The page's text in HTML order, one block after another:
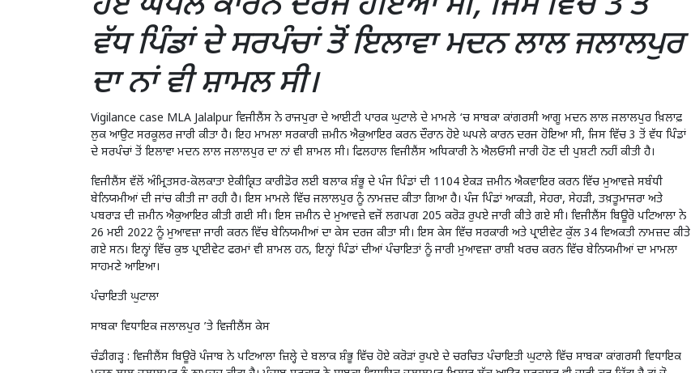
ਵੱਧ ਪਿੰਡਾਂ ਦੇ ਸਰਪੰਚਾਂ ਤੋਂ ਇਲਾਵਾ ਮਦਨ ਲਾਲ ਜਲਾਲਪੁਰ
ਦਾ ਨਾਂ ਵੀ ਸ਼ਾਮਲ ਸੀ।
Vigilance case MLA Jalalpur ਵਿਜੀਲੈਂਸ ਨੇ ਰਾਜਪੁਰਾ ਦੇ ਆਈਟੀ ਪਾਰਕ ਘੁਟਾਲੇ ਦੇ ਮਾਮਲੇ ‘ਚ ਸਾਬਕਾ ਕਾਂਗਰਸੀ ਆਗੂ ਮਦਨ ਲਾਲ ਜਲਾਲਪੁਰ ਖ਼ਿਲਾਫ਼
ਲੁਕ ਆਉਟ ਸਰਕੂਲਰ ਜਾਰੀ ਕੀਤਾ ਹੈ। ਇਹ ਮਾਮਲਾ ਸਰਕਾਰੀ ਜ਼ਮੀਨ ਐਕੁਆਇਰ ਕਰਨ ਦੌਰਾਨ ਹੋਏ ਘਪਲੇ ਕਾਰਨ ਦਰਜ ਹੋਇਆ ਸੀ, ਜਿਸ ਵਿੱਚ 3 ਤੋਂ ਵੱਧ ਪਿੰਡਾਂ
ਦੇ ਸਰਪੰਚਾਂ ਤੋਂ ਇਲਾਵਾ ਮਦਨ ਲਾਲ ਜਲਾਲਪੁਰ ਦਾ ਨਾਂ ਵੀ ਸ਼ਾਮਲ ਸੀ। ਫਿਲਹਾਲ ਵਿਜੀਲੈਂਸ ਅਧਿਕਾਰੀ ਨੇ ਐਲਓਸੀ ਜਾਰੀ ਹੋਣ ਦੀ ਪੁਸ਼ਟੀ ਨਹੀਂ ਕੀਤੀ ਹੈ।
ਵਿਜੀਲੈਂਸ ਵੱਲੋਂ ਅੰਮ੍ਰਿਤਸਰ-ਕੋਲਕਾਤਾ ਏਕੀਕ੍ਰਿਤ ਕਾਰੀਡੋਰ ਲਈ ਬਲਾਕ ਸ਼ੰਭੂ ਦੇ ਪੰਜ ਪਿੰਡਾਂ ਦੀ 1104 ਏਕੜ ਜ਼ਮੀਨ ਐਕਵਾਇਰ ਕਰਨ ਵਿੱਚ ਮੁਆਵਜ਼ੇ ਸਬੰਧੀ
ਬੇਨਿਯਮੀਆਂ ਦੀ ਜਾਂਚ ਕੀਤੀ ਜਾ ਰਹੀ ਹੈ। ਇਸ ਮਾਮਲੇ ਵਿੱਚ ਜਲਾਲਪੁਰ ਨੂੰ ਨਾਮਜ਼ਦ ਕੀਤਾ ਗਿਆ ਹੈ। ਪੰਜ ਪਿੰਡਾਂ ਆਕੜੀ, ਸੇਹਰਾ, ਸੇਹੜੀ, ਤਖ਼ਤੂਮਾਜਰਾ ਅਤੇ
ਪਬਰਾੜ ਦੀ ਜ਼ਮੀਨ ਐਕੁਆਇਰ ਕੀਤੀ ਗਈ ਸੀ। ਇਸ ਜ਼ਮੀਨ ਦੇ ਮੁਆਵਜ਼ੇ ਵਜੋਂ ਲਗਪਗ 205 ਕਰੋੜ ਰੁਪਏ ਜਾਰੀ ਕੀਤੇ ਗਏ ਸੀ। ਵਿਜੀਲੈਂਸ ਬਿਊਰੋ ਪਟਿਆਲਾ ਨੇ
26 ਮਈ 2022 ਨੂੰ ਮੁਆਵਜ਼ਾ ਜਾਰੀ ਕਰਨ ਵਿੱਚ ਬੇਨਿਯਮੀਆਂ ਦਾ ਕੇਸ ਦਰਜ ਕੀਤਾ ਸੀ। ਇਸ ਕੇਸ ਵਿੱਚ ਸਰਕਾਰੀ ਅਤੇ ਪ੍ਰਾਈਵੇਟ ਕੁੱਲ 34 ਵਿਅਕਤੀ ਨਾਮਜ਼ਦ ਕੀਤੇ
ਗਏ ਸਨ। ਇਨ੍ਹਾਂ ਵਿੱਚ ਕੁਝ ਪ੍ਰਾਈਵੇਟ ਫਰਮਾਂ ਵੀ ਸ਼ਾਮਲ ਹਨ, ਇਨ੍ਹਾਂ ਪਿੰਡਾਂ ਦੀਆਂ ਪੰਚਾਇਤਾਂ ਨੂੰ ਜਾਰੀ ਮੁਆਵਜ਼ਾ ਰਾਸ਼ੀ ਖਰਚ ਕਰਨ ਵਿੱਚ ਬੇਨਿਯਮੀਆਂ ਦਾ ਮਾਮਲਾ
ਸਾਹਮਣੇ ਆਇਆ।
ਪੰਚਾਇਤੀ ਘੁਟਾਲਾ
ਸਾਬਕਾ ਵਿਧਾਇਕ ਜਲਾਲਪੁਰ ’ਤੇ ਵਿਜੀਲੈਂਸ ਕੇਸ
ਚੰਡੀਗੜ੍ਹ : ਵਿਜੀਲੈਂਸ ਬਿਊਰੋ ਪੰਜਾਬ ਨੇ ਪਟਿਆਲਾ ਜ਼ਿਲ੍ਹੇ ਦੇ ਬਲਾਕ ਸ਼ੰਭੂ ਵਿੱਚ ਹੋਏ ਕਰੋੜਾਂ ਰੁਪਏ ਦੇ ਚਰਚਿਤ ਪੰਚਾਇਤੀ ਘੁਟਾਲੇ ਵਿੱਚ ਸਾਬਕਾ ਕਾਂਗਰਸੀ ਵਿਧਾਇਕ